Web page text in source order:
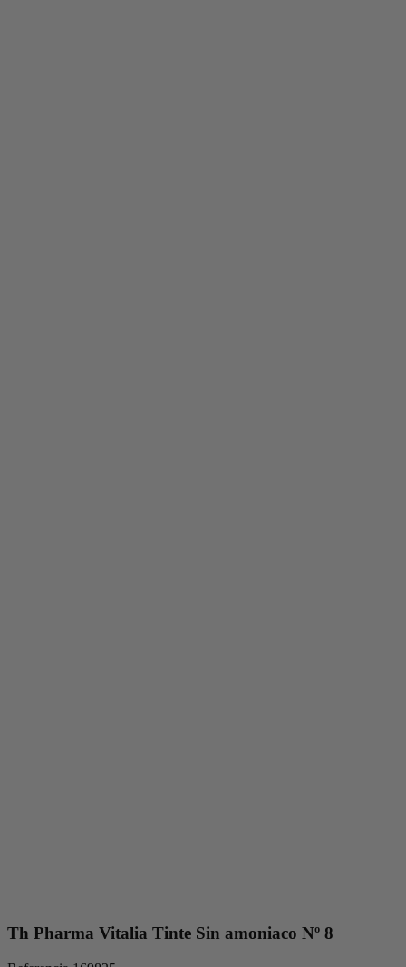
Th Pharma Vitalia Tinte Sin amoniaco Nº 8